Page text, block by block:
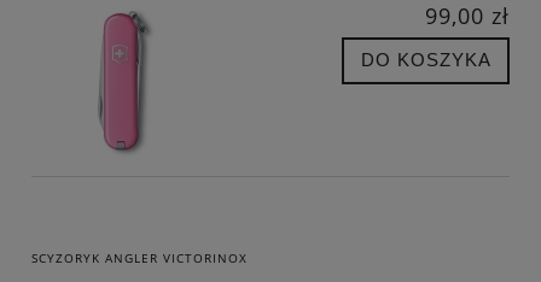
99,00 zł
DO KOSZYKA
SCYZORYK ANGLER VICTORINOX